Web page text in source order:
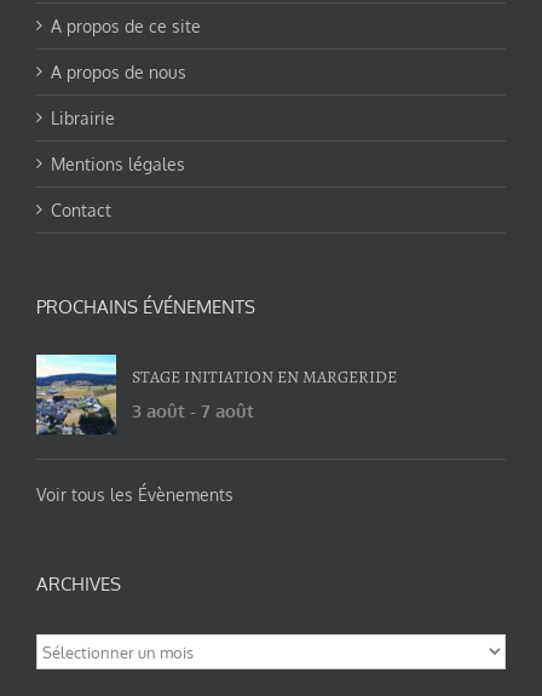
A propos de ce site
A propos de nous
Librairie
Mentions légales
Contact
PROCHAINS ÉVÉNEMENTS
STAGE INITIATION EN MARGERIDE
3 août - 7 août
Voir tous les Évènements
ARCHIVES
Archives